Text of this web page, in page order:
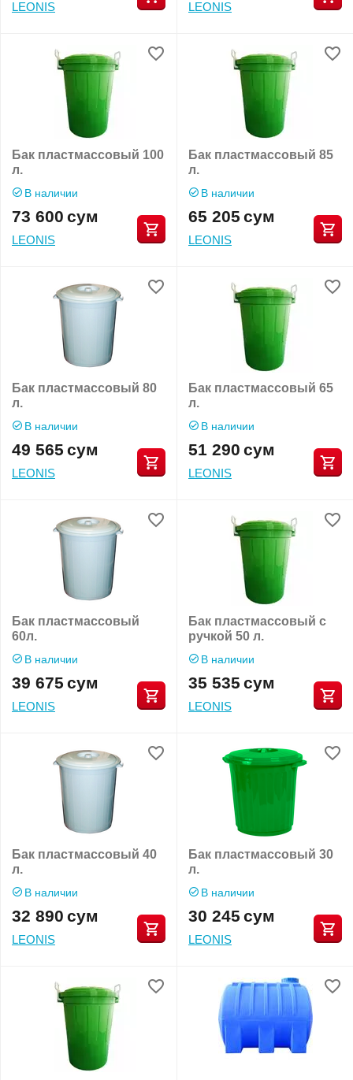
LEONIS LEONIS
Бак пластмассовый 100
л.
В наличии
73 600 сум
LEONIS
Бак пластмассовый 85
л.
В наличии
65 205 сум
LEONIS
Бак пластмассовый 80
л.
В наличии
49 565 сум
LEONIS
Бак пластмассовый 65
л.
В наличии
51 290 сум
LEONIS
Бак пластмассовый
60л.
В наличии
39 675 сум
LEONIS
Бак пластмассовый с
ручкой 50 л.
В наличии
35 535 сум
LEONIS
Бак пластмассовый 40
л.
В наличии
32 890 сум
LEONIS
Бак пластмассовый 30
л.
В наличии
30 245 сум
LEONIS